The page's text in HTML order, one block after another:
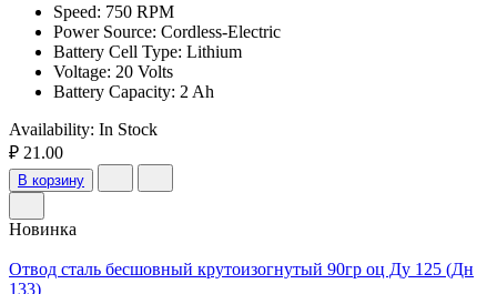
Speed: 750 RPM
Power Source: Cordless-Electric
Battery Cell Type: Lithium
Voltage: 20 Volts
Battery Capacity: 2 Ah
Availability: In Stock
₽ 21.00
В корзину
Новинка
Отвод сталь бесшовный крутоизогнутый 90гр оц Ду 125 (Дн
133)